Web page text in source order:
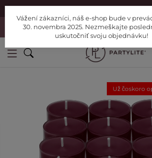
|
Vážení zákazníci, náš e-shop bude v prevádzke
2025. Nezmeškajte poslednú šancu uskutočniť
Už čoskoro
Vážení zákazníci, náš e-shop bude v
30. novembra 2025. Nezmeškajte
uskutočniť svoju objednávku!